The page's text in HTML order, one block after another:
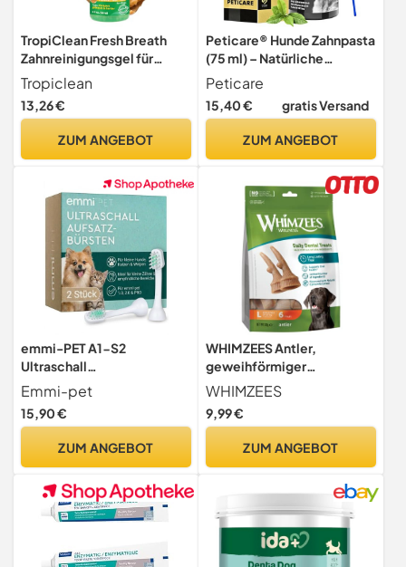
TropiClean Fresh Breath
Zahnreinigungsgel für
Hunde - Zahnpflege ohne
Bürsten - Mundhygiene für
Frischen Atem - Entfern
Erdnussbutter, 59ml
Tropiclean
13,26 €
ZUM ANGEBOT
Peticare® Hunde Zahnpasta
(75 ml) – Natürliche
Hundezahnpasta gegen
Zahnstein & Mundgeruch –
Sanfte Zahnpflege für
Rassen – langanhaltende
Peticare
15,40 € gratis Versand
ZUM ANGEBOT
emmi-PET A1-S2
Ultraschall
Aufsteckbürsten I 2er
Ersatzaufsätze für emmi-
PET Zahnbürste 1.0, 2.0 &
Katzen & Welpen I Sanfte
Zähnen I
Ultraschallzahnpflege
Emmi-pet
15,90 €
ZUM ANGEBOT
WHIMZEES Antler,
geweihförmiger
Hundesnack für große
Hunde, Größe L, 6 Stück,
wirkt beruhigend, ohne
natürlich, fettarm
WHIMZEES
9,99 €
ZUM ANGEBOT